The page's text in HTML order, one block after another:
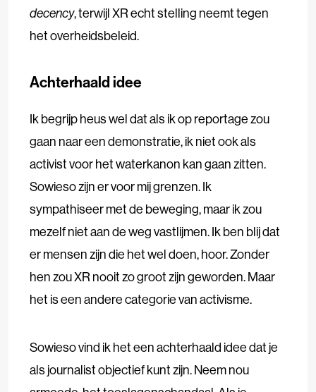
decency, terwijl XR echt stelling neemt tegen
het overheidsbeleid.
Achterhaald idee
Ik begrijp heus wel dat als ik op reportage zou
gaan naar een demonstratie, ik niet ook als
activist voor het waterkanon kan gaan zitten.
Sowieso zijn er voor mij grenzen. Ik
sympathiseer met de beweging, maar ik zou
mezelf niet aan de weg vastlijmen. Ik ben blij dat
er mensen zijn die het wel doen, hoor. Zonder
hen zou XR nooit zo groot zijn geworden. Maar
het is een andere categorie van activisme.
Sowieso vind ik het een achterhaald idee dat je
als journalist objectief kunt zijn. Neem nou